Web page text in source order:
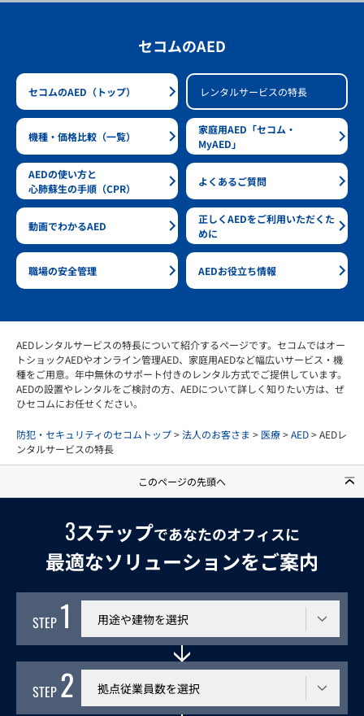
セコムのAED
セコムのAED（トップ） レンタルサービスの特長
機種・価格比較（一覧）
家庭用AED「セコム・
MyAED」
AEDの使い方と
心肺蘇生の手順（CPR）
よくあるご質問
動画でわかるAED
正しくAEDをご利用いただくた
めに
職場の安全管理 AEDお役立ち情報
AEDレンタルサービスの特長について紹介するページです。セコムではオー
トショックAEDやオンライン管理AED、家庭用AEDなど幅広いサービス・機
種をご用意。年中無休のサポート付きのレンタル方式でご提供しています。
AEDの設置やレンタルをご検討の方、AEDについて詳しく知りたい方は、ぜ
ひセコムにお任せください。
防犯・セキュリティのセコムトップ>法人のお客さま > 医療>AED> AEDレ
ンタルサービスの特長
このページの先頭へ
3ステップであなたのオフィスに
最適なソリューションをご案内
STEP 1 利用する建物
STEP 2 従業員数